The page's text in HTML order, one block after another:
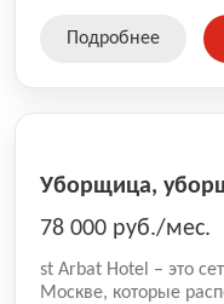
Подробнее
Уборщица,
78 000 руб./мес.
st Arbat Hotel – это
Москве, которые